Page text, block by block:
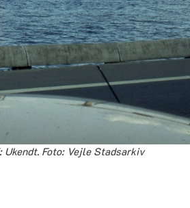
Foto: Vejle Stadsarkiv